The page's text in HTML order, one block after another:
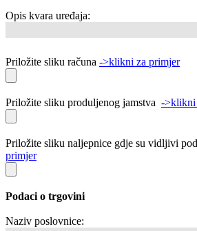
Opis kvara uređaja:
Priložite sliku računa ->klikni za primjer
Priložite sliku produljenog jamstva ->klikni
Priložite sliku naljepnice gdje su vidljivi
primjer
Podaci o trgovini
Naziv poslovnice: